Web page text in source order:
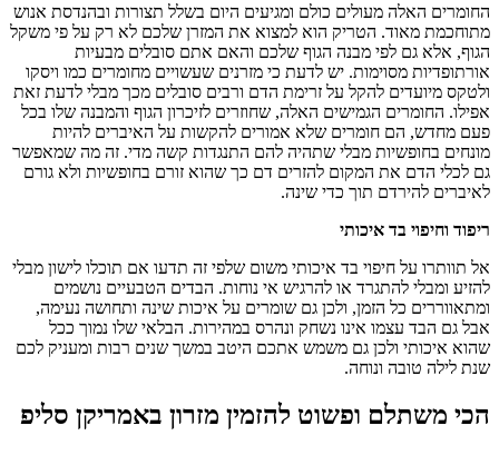
החומרים האלה מעולים כולם ומגיעים היום בשלל תצורות ובהנדסת אנוש
מתוחכמת מאוד. הטריק הוא למצוא את המזרן שלכם לא רק על פי משקל
הגוף, אלא גם לפי מבנה הגוף שלכם והאם אתם סובלים מבעיות
אורתופדיות מסוימות. יש לדעת כי מזרנים שעשויים מחומרים כמו ויסקו
ולטקס מיועדים להקל על זרימת הדם ורבים סובלים מכך מבלי לדעת זאת
אפילו. החומרים הגמישים האלה, שחוזרים לזיכרון הגוף והמבנה שלו בכל
פעם מחדש, הם חומרים שלא אמורים להקשות על האיברים להיות
מונחים בחופשיות מבלי שתהיה להם התנגדות קשה מדי. זה מה שמאפשר
גם לכלי הדם את המקום להזרים דם כך שהוא זורם בחופשיות ולא גורם
לאיברים להירדם תוך כדי שינה.
ריפוד וחיפוי בד איכותי
אל תוותרו על חיפוי בד איכותי משום שלפי זה תדעו אם תוכלו לישון מבלי
להזיע ומבלי להתגרד או להרגיש אי נוחות. הבדים הטבעיים נושמים
ומתאווררים כל הזמן, ולכן גם שומרים על איכות שינה ותחושה נעימה,
אבל גם הבד עצמו אינו נשחק ונהרס במהירות. הבלאי שלו נמוך ככל
שהוא איכותי ולכן גם משמש אתכם היטב במשך שנים רבות ומעניק לכם
שנת לילה טובה ונוחה.
הכי משתלם ופשוט להזמין מזרון באמריקן סליפ